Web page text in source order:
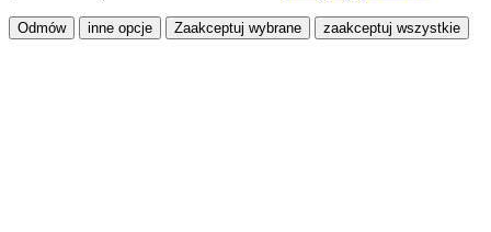
Odmów inne opcje Zaakceptuj wybrane zaakceptuj wszystkie